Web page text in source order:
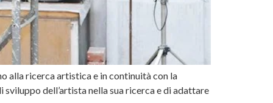
alla ricerca artistica e in continuità con la
dell’artista nella sua ricerca e di adattare